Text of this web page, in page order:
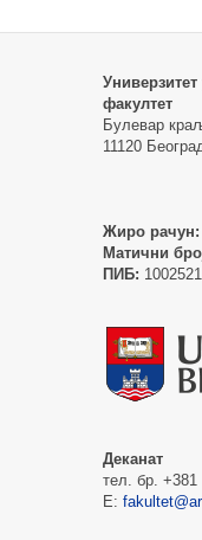
факултет
Булевар
11120
Жиро рачун:
Матични
ПИБ:
Деканат
тел. бр. +381
Е: